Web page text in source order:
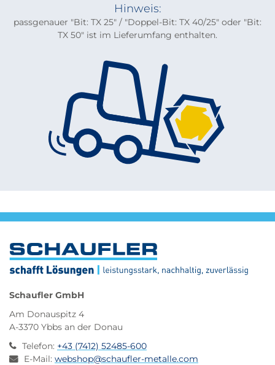
Hinweis:
passgenauer "Bit: TX 25" / "Doppel-Bit: TX 40/25" oder "Bit:
TX 50" ist im Lieferumfang enthalten.
Schaufler GmbH
Am Donauspitz 4
A-3370 Ybbs an der Donau
Telefon: +43 (7412) 52485-600
E-Mail: webshop@schaufler-metalle.com